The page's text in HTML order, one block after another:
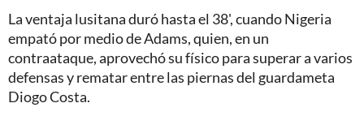
La ventaja lusitana duró hasta el 38', cuando Nigeria
empató por medio de Adams, quien, en un
contraataque, aprovechó su físico para superar a varios
defensas y rematar entre las piernas del guardameta
Diogo Costa.